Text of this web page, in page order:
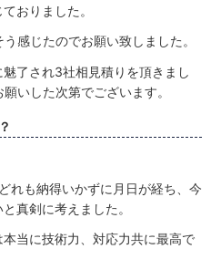
おりました。
感じたのでお願い致しました。
了され3社相見積りを頂きまし
いした次第でございます。
れも納得いかずに月日が経ち、今
真剣に考えました。
当に技術力、対応力共に最高で